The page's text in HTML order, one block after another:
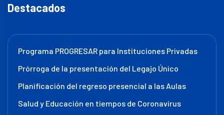
Destacados
Programa PROGRESAR para Instituciones Privadas
Prórroga de la presentación del Legajo Único
Planificación del regreso presencial a las Aulas
Salud y Educación en tiempos de Coronavirus